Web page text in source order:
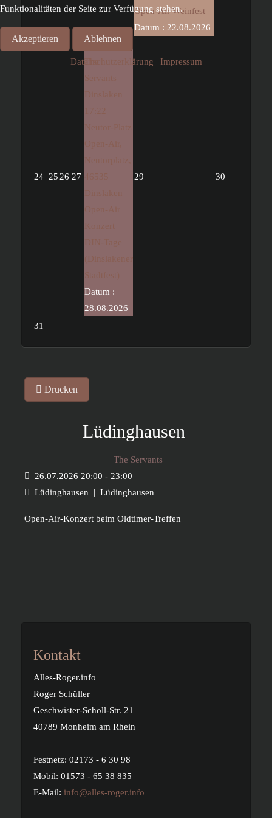
Open-Air Weinfest
Datum : 22.08.2026
24 25 26 27
28
The
Servants
Dinslaken
17:22
Open-Air,
Dinslaken
Open-Air
DIN-Tage
(Dinslakener
Stadtfest)
Datum :
28.08.2026
29 30
31
Kontakt
Alles-Roger.info
Roger Schüller
Geschwister-Scholl-Str. 21
40789 Monheim am Rhein
Festnetz: 02173 - 6 30 98
Mobil: 01573 - 65 38 835
E-Mail: info@alles-roger.info
Drucken
Lüdinghausen
The Servants
26.07.2026 20:00 - 23:00
Lüdinghausen
| Lüdinghausen
Open-Air-Konzert beim Oldtimer-Treffen
Funktionalitäten der Seite zur Verfügung stehen.
Akzeptieren Ablehnen
Datenschutzerklärung | Impressum